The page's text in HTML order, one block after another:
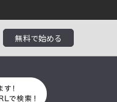
無料で始める